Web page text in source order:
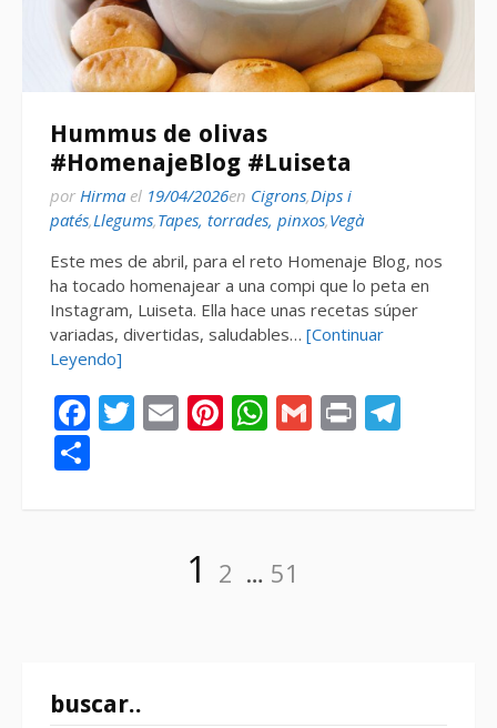
Hummus de olivas
#HomenajeBlog #Luiseta
por Hirma el 19/04/2026en Cigrons,Dips i
patés,Llegums,Tapes, torrades, pinxos,Vegà
Este mes de abril, para el reto Homenaje Blog, nos
ha tocado homenajear a una compi que lo peta en
Instagram, Luiseta. Ella hace unas recetas súper
variadas, divertidas, saludables… [Continuar
Leyendo]
Facebook
Twitter
EmailPinterest
WhatsApp
Gmail
Print
Página
1 Página
2 … Página
51
buscar..